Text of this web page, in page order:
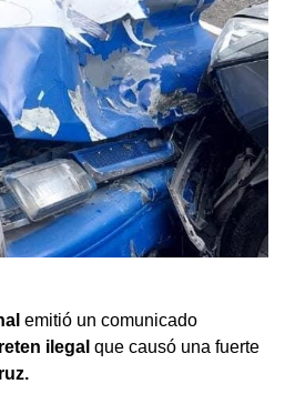
emitió un comunicado
ilegal que causó una fuerte